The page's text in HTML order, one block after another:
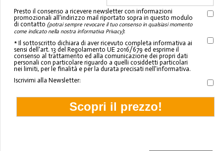
Presto il consenso a ricevere newsletter con informazioni
promozionali all'indirizzo mail riportato sopra in questo modulo
di contatto (potrai sempre revocare il tuo consenso in qualsiasi momento
come indicato nella nostra informativa Privacy):
* Il sottoscritto dichiara di aver ricevuto completa informativa ai
sensi dell'art. 13 del Regolamento UE 2016/679 ed esprime il
consenso al trattamento ed alla comunicazione dei propri dati
personali con particolare riguardo a quelli cosiddetti particolari
nei limiti, per le finalità e per la durata precisati nell'informativa.
Iscrivimi alla Newsletter: